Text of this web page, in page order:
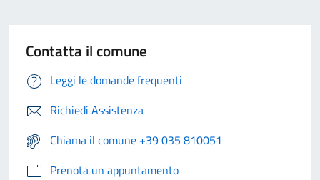
Contatta il comune
Leggi le domande frequenti
Richiedi Assistenza
Chiama il comune +39 035 810051
Prenota un appuntamento